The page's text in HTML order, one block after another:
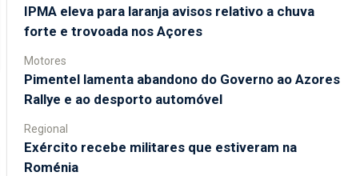
IPMA eleva para laranja avisos relativo a chuva
forte e trovoada nos Açores
Motores
Pimentel lamenta abandono do Governo ao Azores
Rallye e ao desporto automóvel
Regional
Exército recebe militares que estiveram na
Roménia